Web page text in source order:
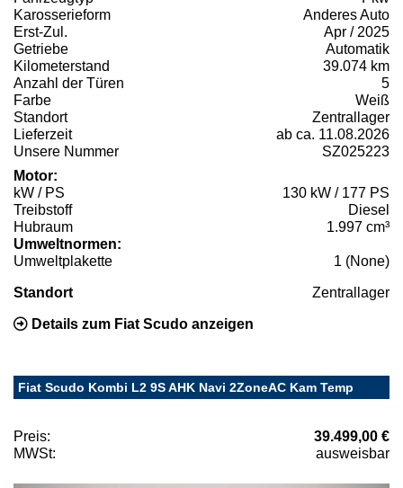
Karosserieform
Anderes Auto
Erst-Zul.
Apr / 2025
Getriebe
Automatik
Kilometerstand
39.074 km
Anzahl der Türen
5
Farbe
Weiß
Standort
Zentrallager
Lieferzeit
ab ca. 11.08.2026
Unsere Nummer
SZ025223
Motor:
kW / PS
130 kW / 177 PS
Treibstoff
Diesel
Hubraum
1.997 cm³
Umweltnormen:
Umweltplakette
1 (None)
Standort Zentrallager
Details zum Fiat Scudo anzeigen
Fiat Scudo Kombi L2 9S AHK Navi 2ZoneAC Kam Temp
Preis:
39.499,00 €
MWSt:
ausweisbar